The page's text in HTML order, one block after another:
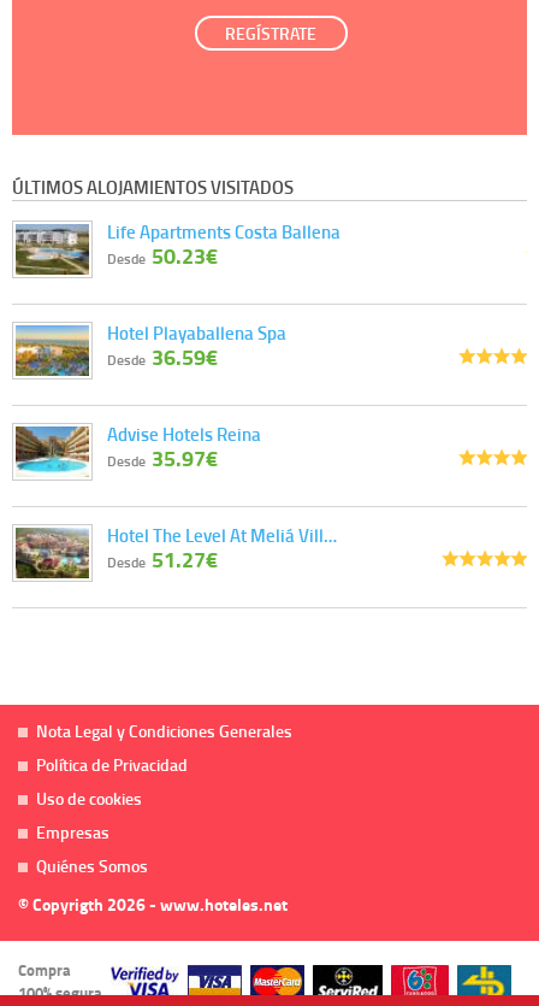
REGÍSTRATE
ÚLTIMOS ALOJAMIENTOS VISITADOS
Life Apartments Costa Ballena
Desde 50.23€
Hotel Playaballena Spa
Desde 36.59€
Advise Hotels Reina
Desde 35.97€
Hotel The Level At Meliá Vill…
Desde 51.27€
Nota Legal y Condiciones Generales
Política de Privacidad
Uso de cookies
Empresas
Quiénes Somos
© Copyrigth 2026 - www.hoteles.net
Compra
100% segura